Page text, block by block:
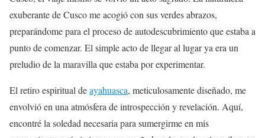
exuberante de Cusco me acogió con sus verdes abrazos,
preparándome para el proceso de autodescubrimiento que estaba a
punto de comenzar. El simple acto de llegar al lugar ya era un
preludio de la maravilla que estaba por experimentar.
El retiro espiritual deayahuasca, meticulosamente diseñado, me
envolvió en una atmósfera de introspección y revelación. Aquí,
encontré la soledad necesaria para sumergirme en mis